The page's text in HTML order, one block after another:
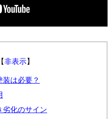
【非表示】
装は必要？
劣化のサイン